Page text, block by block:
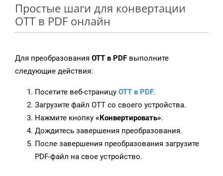
Простые шаги для конвертации
OTT в PDF онлайн
Для преобразования OTT в PDF выполните
следующие действия:
Посетите веб-страницу OTT в PDF.
Загрузите файл OTT со своего устройства.
Нажмите кнопку «Конвертировать».
Дождитесь завершения преобразования.
После завершения преобразования загрузите
PDF-файл на свое устройство.